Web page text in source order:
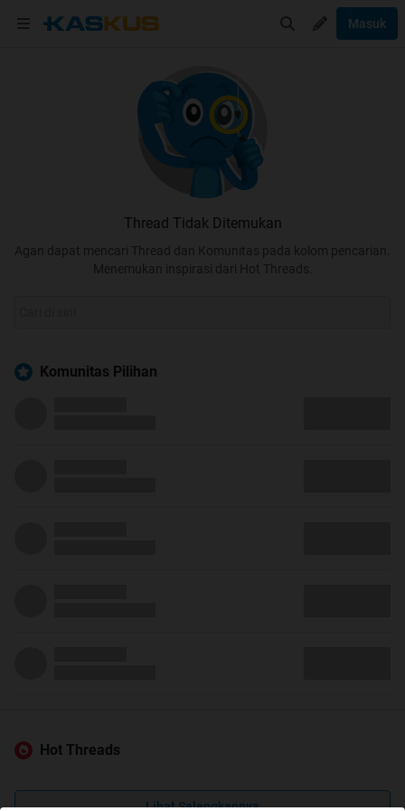
Masuk
Thread Tidak Ditemukan
Agan dapat mencari Thread dan Komunitas pada kolom pencarian.
Menemukan inspirasi dari Hot Threads.
Komunitas Pilihan
Hot Threads
Lihat Selengkapnya